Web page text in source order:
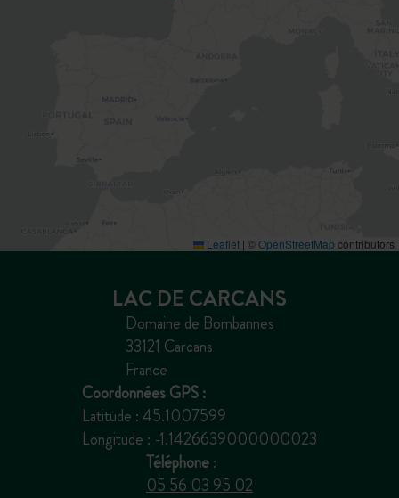
Leaflet | ©OpenStreetMap contributors
LAC DE CARCANS
Domaine de Bombannes
33121 Carcans
France
Coordonnées GPS :
Latitude : 45.1007599
Longitude : -1.1426639000000023
Téléphone:
05 56 03 95 02